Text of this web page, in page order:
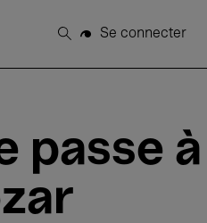
Rechercher
Se connecter
passe à